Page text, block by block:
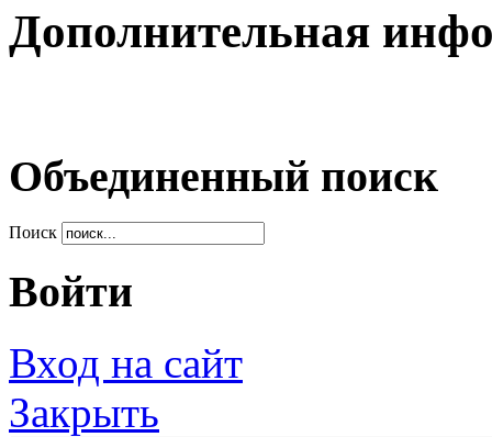
Дополнительная
Объединенный поиск
Поиск
Войти
Вход на сайт
Закрыть